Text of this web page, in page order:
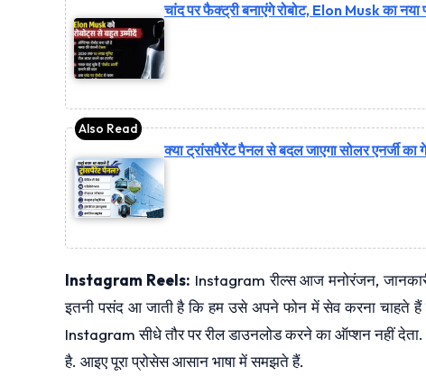
चांद पर फैक्ट्री बनाएंगे रोबोट, Elon Musk का नया
क्या ट्रांसपैरेंट पैनल से बदल जाएगा सोलर एनर्जी का
Instagram Reels: Instagram रील्स आज मनोरंजन,
इतनी पसंद आ जाती है कि हम उसे अपने फोन में सेव करना चाहते
Instagram सीधे तौर पर रील डाउनलोड करने का ऑप्शन नहीं
है. आइए पूरा प्रोसेस आसान भाषा में समझते हैं.